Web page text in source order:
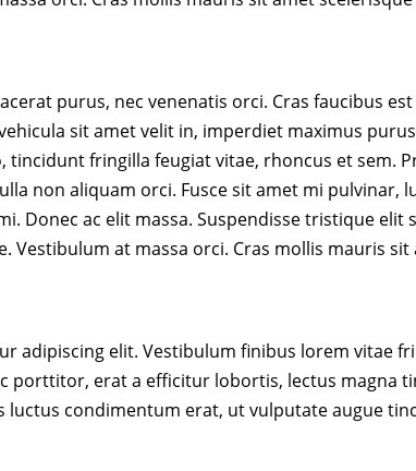
purus, nec venenatis orci. Cras faucibus
sit amet velit in, imperdiet maximus
fringilla feugiat vitae, rhoncus et sem.
non aliquam orci. Fusce sit amet mi
Donec ac elit massa. Suspendisse tristique
Vestibulum at massa orci. Cras mollis mauris
adipiscing elit. Vestibulum finibus lorem vitae
porttitor, erat a efficitur lobortis, lectus magna
luctus condimentum erat, ut vulputate augue